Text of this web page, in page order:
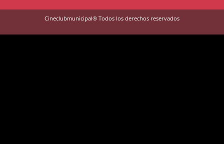
Cineclubmunicipal® Todos los derechos reservados